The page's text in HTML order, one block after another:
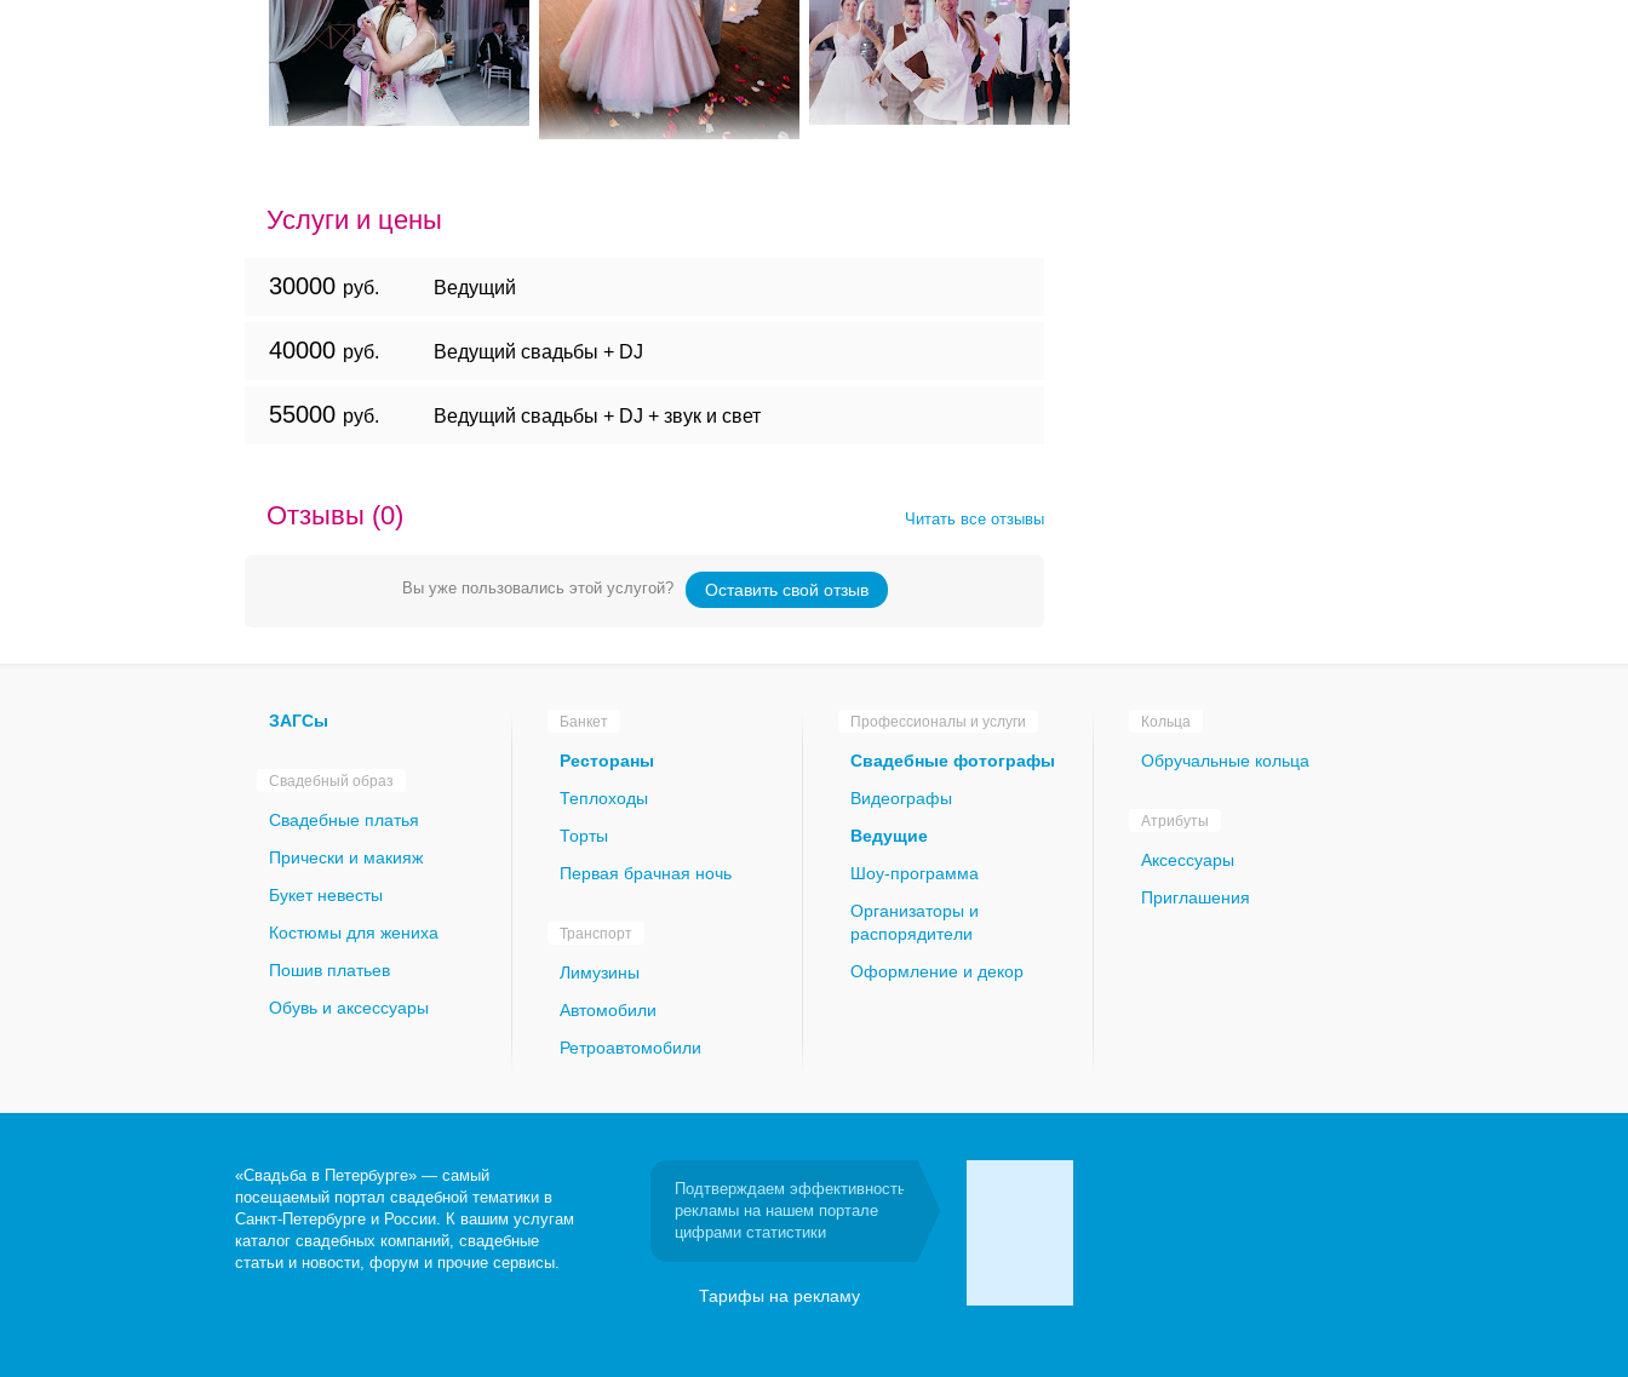
Услуги и цены
Ведущий
30000 руб.
Ведущий свадьбы + DJ
40000 руб.
Ведущий свадьбы + DJ + звук и свет
55000 руб.
Отзывы (0) Читать все отзывы
Вы уже пользовались этой услугой? Оставить свой отзыв
ЗАГСы
Свадебный образ
Свадебные платья
Прически и макияж
Букет невесты
Костюмы для жениха
Пошив платьев
Обувь и аксессуары
Банкет
Рестораны
Теплоходы
Торты
Первая брачная ночь
Транспорт
Лимузины
Автомобили
Ретроавтомобили
Профессионалы и услуги
Свадебные фотографы
Видеографы
Ведущие
Шоу-программа
Организаторы и
распорядители
Оформление и декор
Кольца
Обручальные кольца
Атрибуты
Аксессуары
Приглашения
«Свадьба в Петербурге» — самый
посещаемый портал свадебной тематики в
Санкт-Петербурге и России. К вашим услугам
каталог свадебных компаний, свадебные
статьи и новости, форум и прочие сервисы.
Подтверждаем эффективность
рекламы на нашем портале
цифрами статистики
Тарифы на рекламу